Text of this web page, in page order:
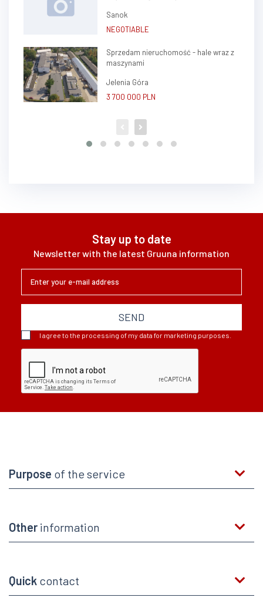
Sanok
NEGOTIABLE
Sprzedam nieruchomość - hale wraz z
maszynami
Jelenia Góra
3 700 000 PLN
Stay up to date
Newsletter with the latest Gruuna information
SEND
I agree to the processing of my data for marketing purposes.
Purpose of the service
Other information
Quick contact